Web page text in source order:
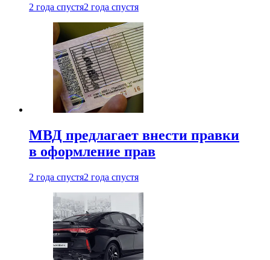
2 года спустя2 года спустя
МВД предлагает внести правки
в оформление прав
2 года спустя2 года спустя